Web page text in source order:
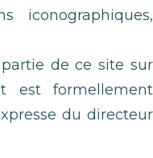
iconographiques,
de ce site sur
est formellement
du directeur